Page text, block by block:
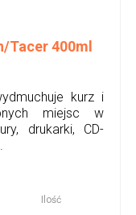
Tacer 400ml
kurz i
miejsc w
drukarki, CD-
Ilość